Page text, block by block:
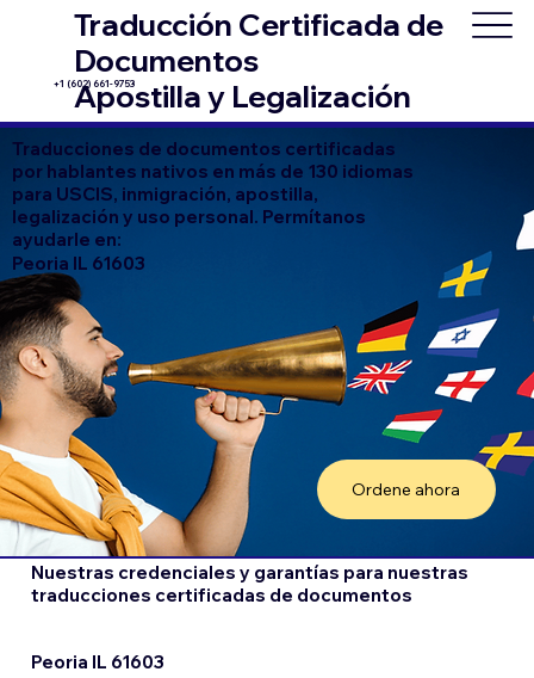
Traducción Certificada de
Documentos
Apostilla y Legalización
+1 (602) 661-9753
Traducciones de documentos certificadas
por hablantes nativos en más de 130 idiomas
para USCIS, inmigración, apostilla,
legalización y uso personal. Permítanos
ayudarle en:
Peoria IL 61603
Ordene ahora
Nuestras credenciales y garantías para nuestras
traducciones certificadas de documentos
Peoria IL 61603